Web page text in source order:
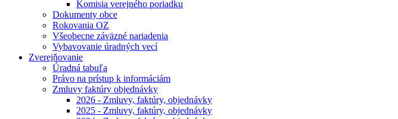
Komisia verejného poriadku
Dokumenty obce
Rokovania OZ
Všeobecne záväzné nariadenia
Vybavovanie úradných vecí
Zverejňovanie
Úradná tabuľa
Právo na prístup k informáciám
Zmluvy faktúry objednávky
2026 - Zmluvy, faktúry, objednávky
2025 - Zmluvy, faktúry, objednávky